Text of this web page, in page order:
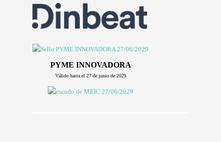
PYME INNOVADORA
Válido hasta el 27 de junio de 2029